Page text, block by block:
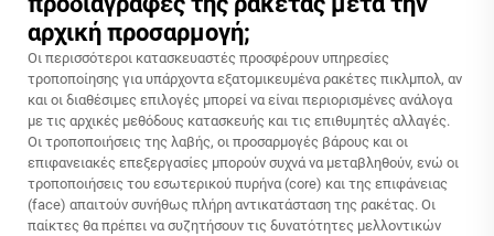
αρχική προσαρμογή;
Οι περισσότεροι κατασκευαστές προσφέρουν υπηρεσίες
τροποποίησης για υπάρχοντα εξατομικευμένα ρακέτες πικλμπολ, αν
και οι διαθέσιμες επιλογές μπορεί να είναι περιορισμένες ανάλογα
με τις αρχικές μεθόδους κατασκευής και τις επιθυμητές αλλαγές.
Οι τροποποιήσεις της λαβής, οι προσαρμογές βάρους και οι
επιφανειακές επεξεργασίες μπορούν συχνά να μεταβληθούν, ενώ οι
τροποποιήσεις του εσωτερικού πυρήνα (core) και της επιφάνειας
(face) απαιτούν συνήθως πλήρη αντικατάσταση της ρακέτας. Οι
παίκτες θα πρέπει να συζητήσουν τις δυνατότητες μελλοντικών